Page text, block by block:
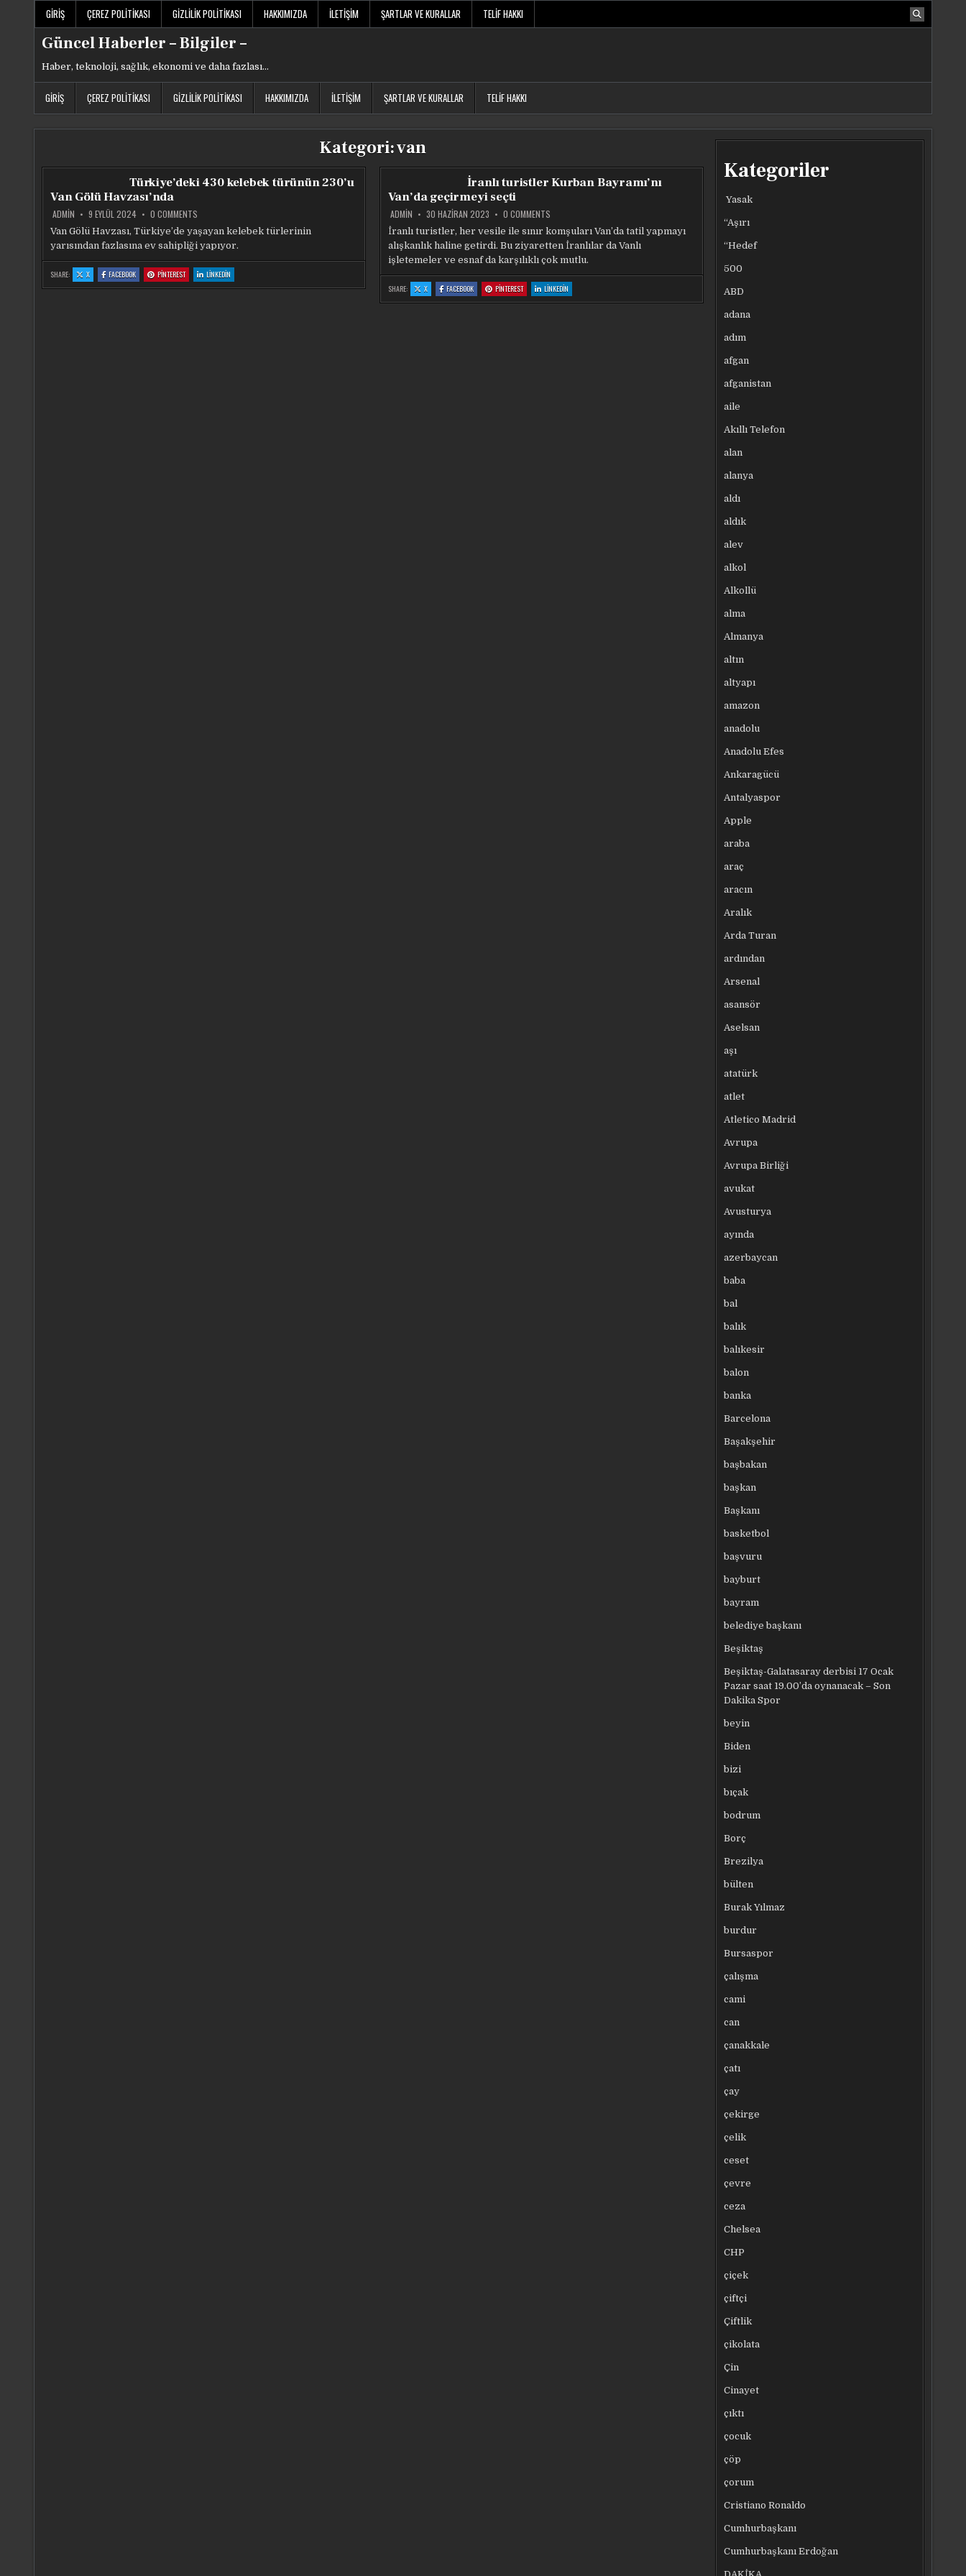
GIRIŞ ÇEREZ POLITIKASI GIZLILIK POLITIKASI HAKKIMIZDA İLETIŞIM ŞARTLAR VE KURALLAR TELIF HAKKI
Güncel Haberler – Bilgiler –
Haber, teknoloji, sağlık, ekonomi ve daha fazlası…
GIRIŞ ÇEREZ POLITIKASI GIZLILIK POLITIKASI HAKKIMIZDA İLETIŞIM ŞARTLAR VE KURALLAR TELIF HAKKI
Kategori:van
Türkiye’deki 430 kelebek türünün 230’u
Van Gölü Havzası’nda
ADMIN 9 EYLÜL 2024 0 COMMENTS
430
KELEBEK
TÜRÜNÜN
VAN
GÖLÜ
HAVZASI’NDA
Van Gölü Havzası, Türkiye’de yaşayan kelebek türlerinin
yarısından fazlasına ev sahipliği yapıyor.
SHARE: X:
TÜRKIYE’DEKI
430
FACEBOOK:
TÜRKIYE’DEKI
430
PINTEREST:
TÜRKIYE’DEKI
430
LINKEDIN
TÜRKIYE’DEKI
430
İranlı turistler Kurban Bayramı’nı
Van’da geçirmeyi seçti
ADMIN 30 HAZIRAN 2023 0 COMMENTSON
İRANLI
TURISTLER
KURBAN
BAYRAMI’NI
VAN’DA
GEÇIRMEYI
SEÇTI
İranlı turistler, her vesile ile sınır komşuları Van’da tatil yapmayı
alışkanlık haline getirdi. Bu ziyaretten İranlılar da Vanlı
işletemeler ve esnaf da karşılıklı çok mutlu.
SHARE: X:
İRANLI
TURISTLER
FACEBOOK:
İRANLI
TURISTLER
PINTEREST:
İRANLI
TURISTLER
LINKEDIN:
İRANLI
TURISTLER
Kategoriler
Yasak
“Aşırı
“Hedef
500
ABD
adana
adım
afgan
afganistan
aile
Akıllı Telefon
alan
alanya
aldı
aldık
alev
alkol
Alkollü
alma
Almanya
altın
altyapı
amazon
anadolu
Anadolu Efes
Ankaragücü
Antalyaspor
Apple
araba
araç
aracın
Aralık
Arda Turan
ardından
Arsenal
asansör
Aselsan
aşı
atatürk
atlet
Atletico Madrid
Avrupa
Avrupa Birliği
avukat
Avusturya
ayında
azerbaycan
baba
bal
balık
balıkesir
balon
banka
Barcelona
Başakşehir
başbakan
başkan
Başkanı
basketbol
başvuru
bayburt
bayram
belediye başkanı
Beşiktaş
Beşiktaş-Galatasaray derbisi 17 Ocak
Pazar saat 19.00’da oynanacak – Son
Dakika Spor
beyin
Biden
bizi
bıçak
bodrum
Borç
Brezilya
bülten
Burak Yılmaz
burdur
Bursaspor
çalışma
cami
can
çanakkale
çatı
çay
çekirge
çelik
ceset
çevre
ceza
Chelsea
CHP
çiçek
çiftçi
Çiftlik
çikolata
Çin
Cinayet
çıktı
çocuk
çöp
çorum
Cristiano Ronaldo
Cumhurbaşkanı
Cumhurbaşkanı Erdoğan